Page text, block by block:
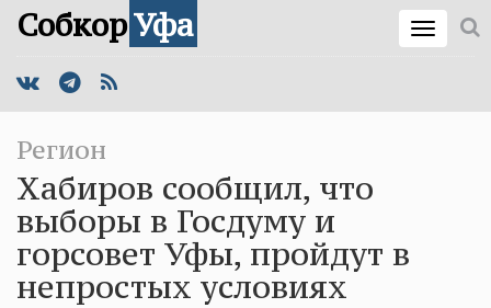
СобкорУфа
Регион
Хабиров сообщил, что
выборы в Госдуму и
горсовет Уфы, пройдут в
непростых условиях